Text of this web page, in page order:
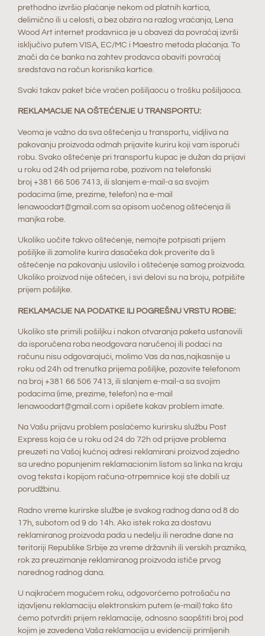
prethodno izvršio plaćanje nekom od platnih kartica,
delimično ili u celosti, a bez obzira na razlog vraćanja, Lena
Wood Art internet prodavnica je u obavezi da povraćaj izvrši
isključivo putem VISA, EC/MC i Maestro metoda plaćanja. To
znači da će banka na zahtev prodavca obaviti povraćaj
sredstava na račun korisnika kartice.
Svaki takav paket biće vraćen pošiljaocu o trošku pošiljaoca.
REKLAMACIJE NA OŠTEĆENJE U TRANSPORTU:
Veoma je važno da sva oštećenja u transportu, vidjliva na
pakovanju proizvoda odmah prijavite kuriru koji vam isporuči
robu. Svako oštećenje pri transportu kupac je dužan da prijavi
u roku od 24h od prijema robe, pozivom na telefonski
broj +381 66 506 7413 , ili slanjem e-mail-a sa svojim
podacima (ime, prezime, telefon) na e-mail
lenawoodart@gmail.com sa opisom uočenog oštećenja ili
manjka robe.
Ukoliko uočite takvo oštećenje, nemojte potpisati prijem
pošiljke ili zamolite kurira dasačeka dok proverite da li
oštećenje na pakovanju uslovilo i oštećenje samog proizvoda.
Ukoliko proizvod nije oštećen, i svi delovi su na broju, potpišite
prijem pošiljke.
REKLAMACIJE NA PODATKE ILI POGREŠNU VRSTU ROBE:
Ukoliko ste primili pošiljku i nakon otvaranja paketa ustanovili
da isporučena roba neodgovara naručenoj ili podaci na
računu nisu odgovarajući, molimo Vas da nas,najkasnije u
roku od 24h od trenutka prijema pošiljke, pozovite telefonom
na broj +381 66 506 7413, ili slanjem e-mail-a sa svojim
podacima (ime, prezime, telefon) na e-mail
lenawoodart@gmail.com i opišete kakav problem imate.
Na Vašu prijavu problem poslaćemo kurirsku službu Post
Express koja će u roku od 24 do 72h od prijave problema
preuzeti na Vašoj kućnoj adresi reklamirani proizvod zajedno
sa uredno popunjenim reklamacionim listom sa linka na kraju
ovog teksta i kopijom računa-otrpemnice koji ste dobili uz
porudžbinu.
Radno vreme kurirske službe je svakog radnog dana od 8 do
17h, subotom od 9 do 14h. Ako istek roka za dostavu
reklamiranog proizvoda pada u nedelju ili neradne dane na
teritoriji Republike Srbije za vreme državnih ili verskih praznika,
rok za preuzimanje reklamiranog proizvoda ističe prvog
narednog radnog dana.
U najkraćem mogućem roku, odgovorćemo potrošaču na
izjavljenu reklamaciju elektronskim putem (e-mail) tako što
ćemo potvrditi prijem reklamacije, odnosno saopštiti broj pod
kojim je zavedena Vaša reklamacija u evidenciji primljenih